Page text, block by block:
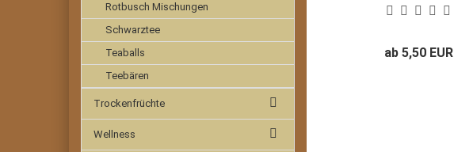
ab 5,50 EUR
Rotbusch Mischungen
Schwarztee
Teaballs
Teebären
Trockenfrüchte
Wellness